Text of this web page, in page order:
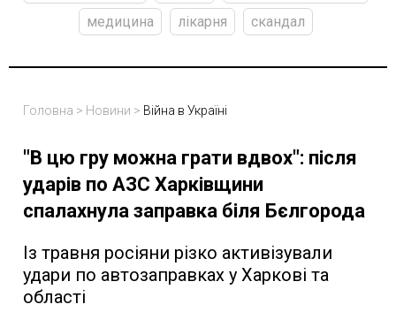
медицина
лікарня скандал
Головна > Новини > Війна в Україні
"В цю гру можна грати вдвох": після
ударів по АЗС Харківщини
спалахнула заправка біля Бєлгорода
Із травня росіяни різко активізували
удари по автозаправках у Харкові та
області